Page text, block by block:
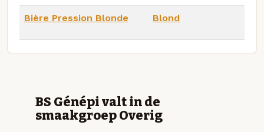
Bière Pression Blonde Blond
BS Génépi valt in de
smaakgroep Overig